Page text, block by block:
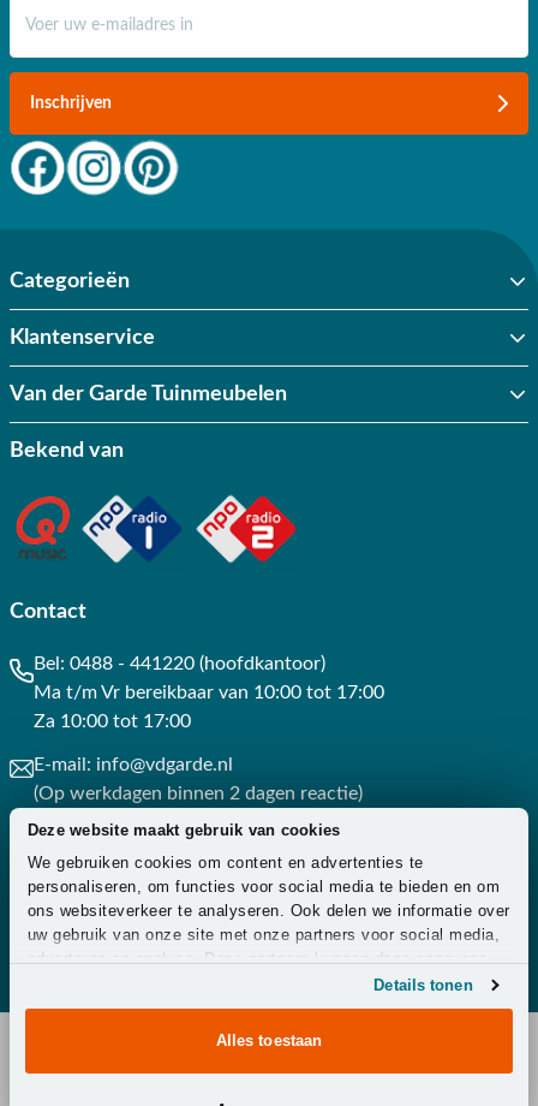
Deze website maakt gebruik van cookies
We gebruiken cookies om content en advertenties te
personaliseren, om functies voor social media te bieden en om
ons websiteverkeer te analyseren. Ook delen we informatie over
uw gebruik van onze site met onze partners voor social media,
adverteren en analyse. Deze partners kunnen deze gegevens
combineren met andere informatie die u aan ze heeft verstrekt
of die ze hebben verzameld op basis van uw gebruik van hun
Details tonen
Alles toestaan
Inschrijven
Categorieën
Klantenservice
Van der Garde Tuinmeubelen
Bekend van
Contact
Bel: 0488 - 441220 (hoofdkantoor)
Ma t/m Vr bereikbaar van 10:00 tot 17:00
Za 10:00 tot 17:00
E-mail: info@vdgarde.nl
(Op werkdagen binnen 2 dagen reactie)
Whatsapp: 0488441220
(Op werkdagen binnen 3 uur reactie)